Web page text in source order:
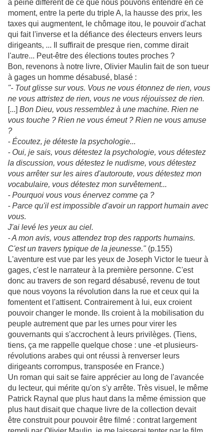
à peine différent de ce que nous pouvons entendre en ce
moment, entre la perte du triple A, la hausse des prix, les
taxes qui augmentent, le chômage itou, le pouvoir d'achat
qui fait l'inverse et la défiance des électeurs envers leurs
dirigeants, ... Il suffirait de presque rien, comme dirait
l'autre... Peut-être des élections toutes proches ?
Bon, revenons à notre livre, Olivier Maulin fait de son tueur
à gages un homme désabusé, blasé :
"- Tout glisse sur vous. Vous ne vous étonnez de rien, vous
ne vous attristez de rien, vous ne vous réjouissez de rien.
[...] Bon Dieu, vous ressemblez à une machine. Rien ne
vous touche ? Rien ne vous émeut ? Rien ne vous amuse
?
- Écoutez, je déteste la psychologie...
- Oui, je sais, vous détestez la psychologie, vous détestez
la discussion, vous détestez le nudisme, vous détestez
vous arrêter sur les aires d'autoroute, vous détestez mon
vocabulaire, vous détestez mon survêtement...
- Pourquoi vous vous énervez comme ça ?
- Parce qu'il est impossible d'avoir un rapport humain avec
vous.
J'ai levé les yeux au ciel.
- A mon avis, vous attendez trop des rapports humains.
C'est un travers typique de la jeunesse."(p.155)
L'aventure est vue par les yeux de Joseph Victor le tueur à
gages, c'est le narrateur à la première personne. C'est
donc au travers de son regard désabusé, revenu de tout
que nous voyons la révolution dans la rue et ceux qui la
fomentent et l'attisent. Contrairement à lui, eux croient
pouvoir changer le monde. Ils croient à la mobilisation du
peuple autrement que par les urnes pour virer les
gouvernants qui s'accrochent à leurs privilèges. (Tiens,
tiens, ça me rappelle quelque chose : une -et plusieurs-
révolutions arabes qui ont réussi à renverser leurs
dirigeants corrompus, transposée en France.)
Un roman qui sait se faire apprécier au long de l'avancée
du lecteur, qui mérite qu'on s'y arrête. Très visuel, le même
Patrick Raynal que plus haut dans la même émission que
plus haut disait que chaque livre de la collection devait
être construit pour pouvoir être filmé : contrat largement